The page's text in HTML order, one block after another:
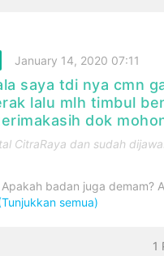
January 14, 2020 07:11
saya tdi nya cmn
lalu mlh timbul
dok
CitraRaya dan sudah
badan juga
semua)
1